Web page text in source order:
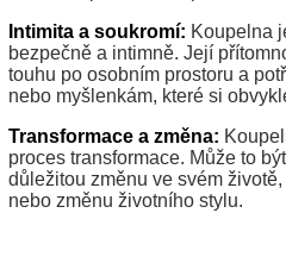
Intimita a soukromí: Koupelna
bezpečně a intimně. Její
touhu po osobním prostoru a
nebo myšlenkám, které si
Transformace a změna:
proces transformace. Může to
důležitou změnu ve svém
nebo změnu životního stylu.